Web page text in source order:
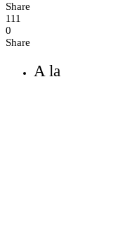
Share
111
0
Share
A la